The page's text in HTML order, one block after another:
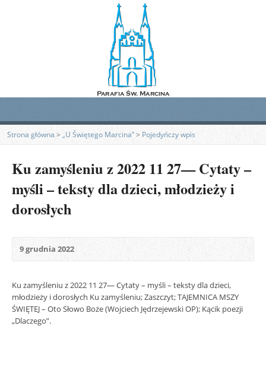
Strona główna> „U Świętego Marcina” >Pojedyńczy wpis
Ku zamyśleniu z 2022 11 27— Cytaty –
myśli – teksty dla dzieci, młodzieży i
dorosłych
9 grudnia 2022
Ku zamyśleniu z 2022 11 27— Cytaty – myśli – teksty dla dzieci,
młodzieży i dorosłych Ku zamyśleniu; Zaszczyt; TAJEMNICA MSZY
ŚWIĘTEJ – Oto Słowo Boże (Wojciech Jędrzejewski OP); Kącik poezji
„Dlaczego”.